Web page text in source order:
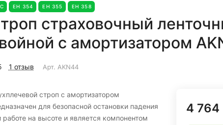
ЕН 354 ЕН 355 ЕН 358
страховочный
с амортизатором
1 отзыв Арт. AKN44
строп с амортизатором
для безопасной остановки падения
работе на высоте и является компонентом
4 764